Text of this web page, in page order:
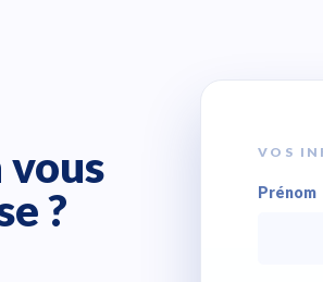
vous
?
VOS
Prénom